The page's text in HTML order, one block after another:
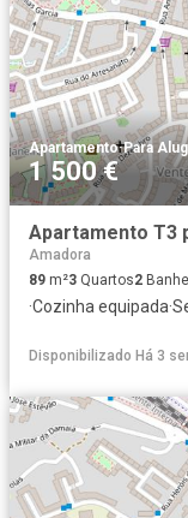
Apartamento·Para
1 500 €
Apartamento T3
Amadora
89 m²3 Quartos2
·Cozinha equipada·
Disponibilizado Há 3